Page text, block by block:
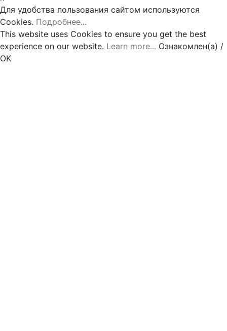
Для удобства пользования сайтом используются
Cookies. Подробнее...
This website uses Cookies to ensure you get the best
experience on our website. Learn more... Ознакомлен(а) /
OK